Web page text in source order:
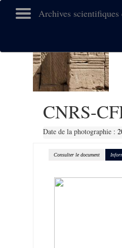
Archives
CNRS-
Date de la photographie :
Consulter le document